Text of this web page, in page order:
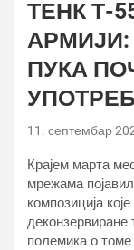
ТЕНК Т-
АРМИЈИ:
ПУКА
11. септембар
Крајем марта
мрежама
композиција
полемика о